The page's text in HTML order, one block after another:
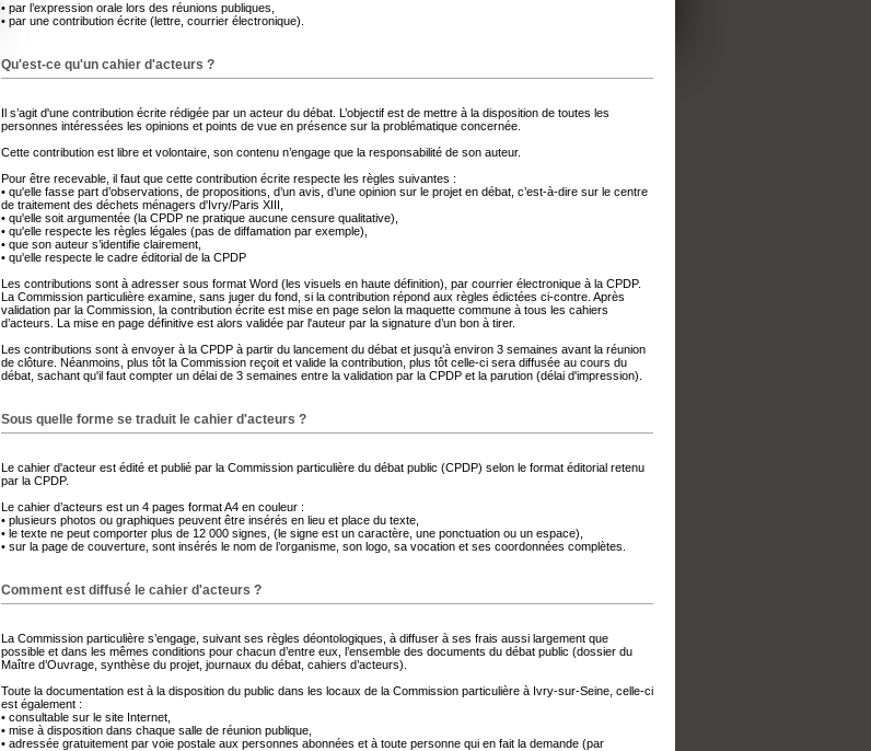
• par l’expression orale lors des réunions publiques,
• par une contribution écrite (lettre, courrier électronique).
Qu'est-ce qu'un cahier d'acteurs ?
Il s’agit d'une contribution écrite rédigée par un acteur du débat. L’objectif est de mettre à la disposition de toutes les
personnes intéressées les opinions et points de vue en présence sur la problématique concernée.
Cette contribution est libre et volontaire, son contenu n’engage que la responsabilité de son auteur.
Pour être recevable, il faut que cette contribution écrite respecte les règles suivantes :
• qu'elle fasse part d’observations, de propositions, d’un avis, d’une opinion sur le projet en débat, c’est-à-dire sur le centre
de traitement des déchets ménagers d'Ivry/Paris XIII,
• qu'elle soit argumentée (la CPDP ne pratique aucune censure qualitative),
• qu'elle respecte les règles légales (pas de diffamation par exemple),
• que son auteur s’identifie clairement,
• qu'elle respecte le cadre éditorial de la CPDP
Les contributions sont à adresser sous format Word (les visuels en haute définition), par courrier électronique à la CPDP.
La Commission particulière examine, sans juger du fond, si la contribution répond aux règles édictées ci-contre. Après
validation par la Commission, la contribution écrite est mise en page selon la maquette commune à tous les cahiers
d’acteurs. La mise en page définitive est alors validée par l'auteur par la signature d’un bon à tirer.
Les contributions sont à envoyer à la CPDP à partir du lancement du débat et jusqu’à environ 3 semaines avant la réunion
de clôture. Néanmoins, plus tôt la Commission reçoit et valide la contribution, plus tôt celle-ci sera diffusée au cours du
débat, sachant qu'il faut compter un délai de 3 semaines entre la validation par la CPDP et la parution (délai d'impression).
Sous quelle forme se traduit le cahier d'acteurs ?
Le cahier d'acteur est édité et publié par la Commission particulière du débat public (CPDP) selon le format éditorial retenu
par la CPDP.
Le cahier d’acteurs est un 4 pages format A4 en couleur :
• plusieurs photos ou graphiques peuvent être insérés en lieu et place du texte,
• le texte ne peut comporter plus de 12 000 signes, (le signe est un caractère, une ponctuation ou un espace),
• sur la page de couverture, sont insérés le nom de l’organisme, son logo, sa vocation et ses coordonnées complètes.
Comment est diffusé le cahier d'acteurs ?
La Commission particulière s’engage, suivant ses règles déontologiques, à diffuser à ses frais aussi largement que
possible et dans les mêmes conditions pour chacun d’entre eux, l’ensemble des documents du débat public (dossier du
Maître d’Ouvrage, synthèse du projet, journaux du débat, cahiers d’acteurs).
Toute la documentation est à la disposition du public dans les locaux de la Commission particulière à Ivry-sur-Seine, celle-ci
est également :
• consultable sur le site Internet,
• mise à disposition dans chaque salle de réunion publique,
• adressée gratuitement par voie postale aux personnes abonnées et à toute personne qui en fait la demande (par